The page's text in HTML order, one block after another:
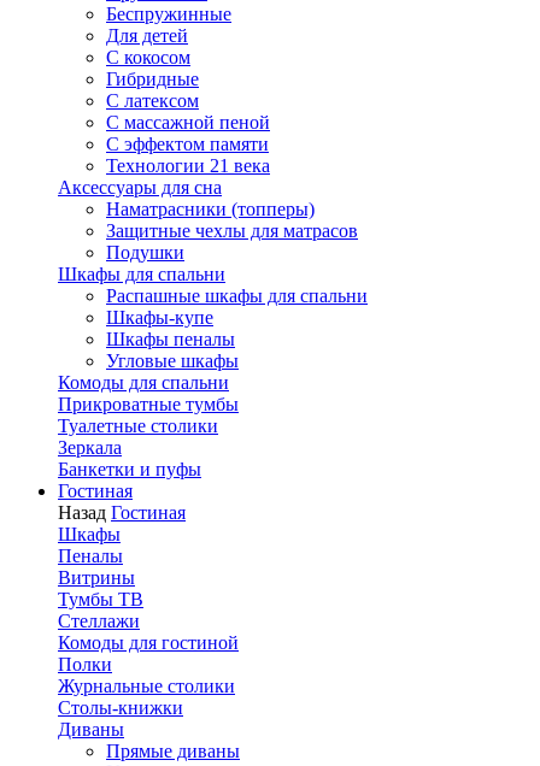
Беспружинные
Для детей
C кокосом
Гибридные
С латексом
С массажной пеной
С эффектом памяти
Технологии 21 века
Аксессуары для сна
Наматрасники (топперы)
Защитные чехлы для матрасов
Подушки
Шкафы для спальни
Распашные шкафы для спальни
Шкафы-купе
Шкафы пеналы
Угловые шкафы
Комоды для спальни
Прикроватные тумбы
Туалетные столики
Зеркала
Банкетки и пуфы
Гостиная
Назад Гостиная
Шкафы
Пеналы
Витрины
Тумбы ТВ
Стеллажи
Комоды для гостиной
Полки
Журнальные столики
Столы-книжки
Диваны
Прямые диваны